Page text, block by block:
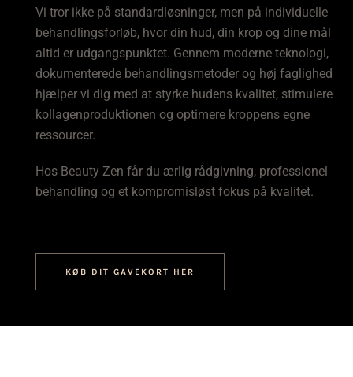
Vi tror ikke på standardløsninger, men på individuelle
behandlingsforløb, hvor din hud, din krop og dine mål
altid er udgangspunktet. Gennem moderne teknologi,
dokumenterede behandlingsmetoder og høj faglighed
hjælper vi dig med at styrke hudens kvalitet, stimulere
kollagenproduktionen og optimere kroppens egne
ressourcer.
Hos Beauty Zen får du ærlig rådgivning, professionel
behandling og et kompromisløst fokus på kvalitet.
KØB DIT GAVEKORT HER